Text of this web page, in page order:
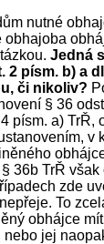
nutné
Jedná
2 písm. b) a
či nikoliv?
§ 36
písm. a) TrŘ,
v
36b TrŘ však
zde
To
obhájce
jej